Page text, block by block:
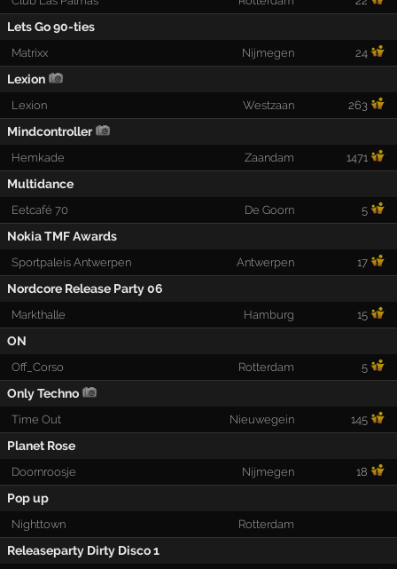
Lets Go 90-ties
Matrixx Nijmegen 24
Lexion
Lexion Westzaan 263
Mindcontroller
Hemkade Zaandam 1471
Multidance
Eetcafé 70 De Goorn 5
Nokia TMF Awards
Sportpaleis Antwerpen Antwerpen 17
Nordcore Release Party 06
Markthalle Hamburg 15
ON
Off_Corso Rotterdam 5
Only Techno
Time Out Nieuwegein 145
Planet Rose
Doornroosje Nijmegen 18
Pop up
Nighttown Rotterdam
Releaseparty Dirty Disco 1